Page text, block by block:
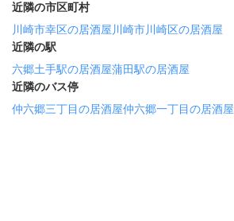
近隣の市区町村
川崎市幸区の居酒屋川崎市川崎区の居酒屋
近隣の駅
六郷土手駅の居酒屋蒲田駅の居酒屋
近隣のバス停
仲六郷三丁目の居酒屋仲六郷一丁目の居酒屋